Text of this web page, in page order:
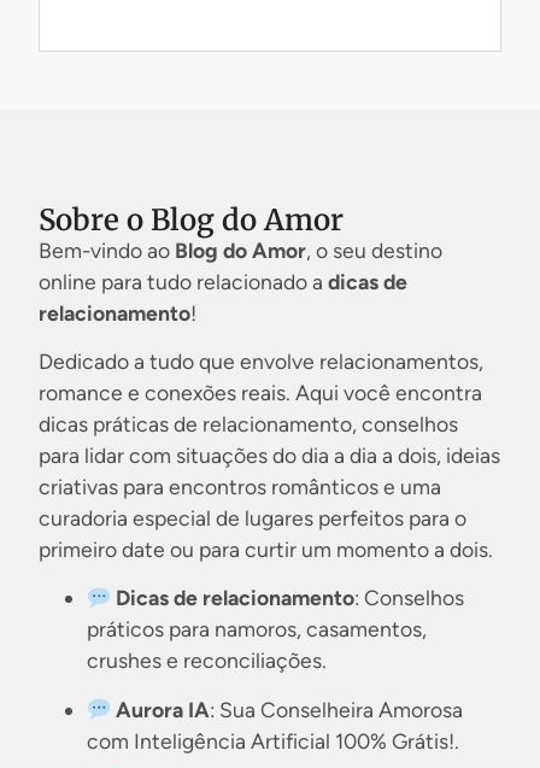
Sobre o Blog do Amor
Bem-vindo ao Blog do Amor, o seu destino
online para tudo relacionado a dicas de
relacionamento!
Dedicado a tudo que envolve relacionamentos,
romance e conexões reais. Aqui você encontra
dicas práticas de relacionamento, conselhos
para lidar com situações do dia a dia a dois, ideias
criativas para encontros românticos e uma
curadoria especial de lugares perfeitos para o
primeiro date ou para curtir um momento a dois.
Dicas de relacionamento: Conselhos
práticos para namoros, casamentos,
crushes e reconciliações.
Aurora IA: Sua Conselheira Amorosa
com Inteligência Artificial 100% Grátis!.